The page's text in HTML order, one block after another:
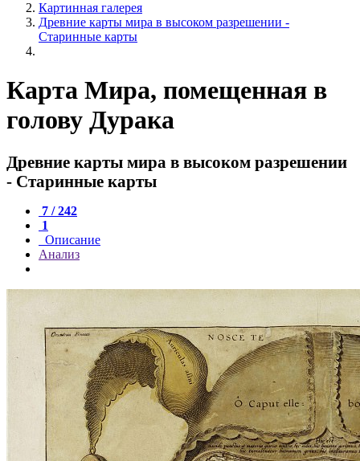
Картинная галерея
Древние карты мира в высоком разрешении -
Старинные карты
Карта Мира, помещенная в
голову Дурака
Древние карты мира в высоком разрешении
- Старинные карты
7 / 242
1
Описание
Анализ